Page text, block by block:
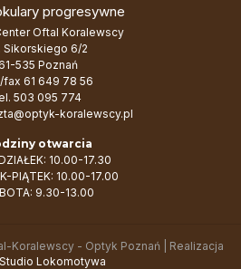
progresywne
Oftal Koralewscy
Sikorskiego 6/2
535 Poznań
fax 61 649 78 56
503 095 774
koralewscy.pl
otwarcia
10.00-17.30
PIĄTEK: 10.00-17.00
9.30-13.00
Koralewscy - Optyk Poznań | Realizacja
Studio Lokomotywa